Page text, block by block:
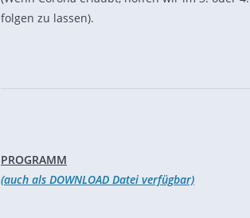
folgen zu lassen).
PROGRAMM
(auch als DOWNLOAD Datei verfügbar)